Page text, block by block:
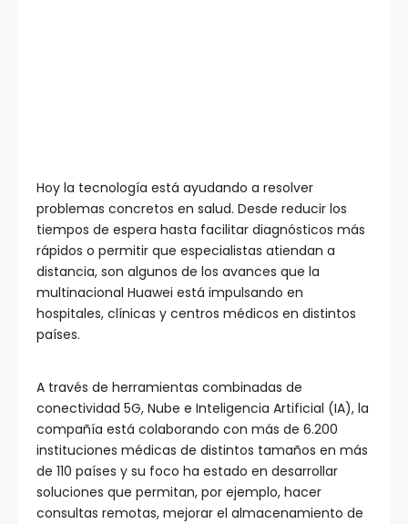
Hoy la tecnología está ayudando a resolver
problemas concretos en salud. Desde reducir los
tiempos de espera hasta facilitar diagnósticos más
rápidos o permitir que especialistas atiendan a
distancia, son algunos de los avances que la
multinacional Huawei está impulsando en
hospitales, clínicas y centros médicos en distintos
países.
A través de herramientas combinadas de
conectividad 5G, Nube e Inteligencia Artificial (IA), la
compañía está colaborando con más de 6.200
instituciones médicas de distintos tamaños en más
de 110 países y su foco ha estado en desarrollar
soluciones que permitan, por ejemplo, hacer
consultas remotas, mejorar el almacenamiento de